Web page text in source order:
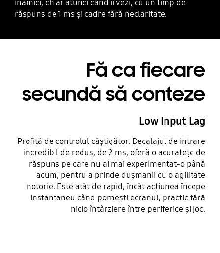
inamici, chiar atunci când îi vezi, cu un timp de
răspuns de 1 ms și cadre fără neclaritate.
Fă ca fiecare
secundă să conteze
Low Input Lag
Profită de controlul câștigător. Decalajul de intrare
incredibil de redus, de 2 ms, oferă o acuratețe de
răspuns pe care nu ai mai experimentat-o până
acum, pentru a prinde dușmanii cu o agilitate
notorie. Este atât de rapid, încât acțiunea începe
instantaneu când pornești ecranul, practic fără
nicio întârziere între periferice și joc.